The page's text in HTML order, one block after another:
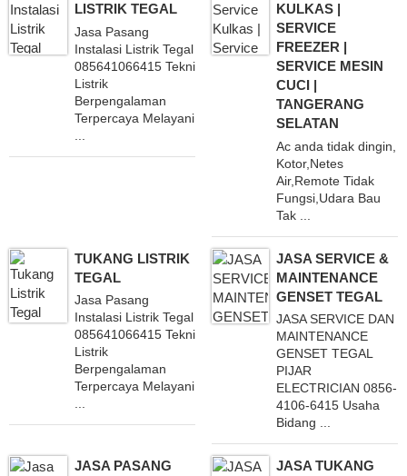
LISTRIK TEGAL
Jasa Pasang
Instalasi Listrik Tegal
085641066415 Teknisi
Listrik
Berpengalaman
Terpercaya Melayani
KULKAS |
SERVICE
FREEZER |
SERVICE MESIN
CUCI |
TANGERANG
SELATAN
Ac anda tidak dingin,
Kotor,Netes
Air,Remote Tidak
Fungsi,Udara Bau
Tak ...
TUKANG LISTRIK
TEGAL
Jasa Pasang
Instalasi Listrik Tegal
085641066415 Teknisi
Listrik
Berpengalaman
Terpercaya Melayani
...
JASA SERVICE &
MAINTENANCE
GENSET TEGAL
JASA SERVICE DAN
MAINTENANCE
GENSET TEGAL
PIJAR
ELECTRICIAN 0856-
4106-6415 Usaha
Bidang ...
JASA PASANG
JASA TUKANG